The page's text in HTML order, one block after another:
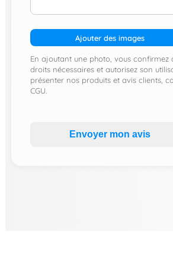
Ajouter des images
En ajoutant une photo, vous confirmez
droits nécessaires et autorisez son
présenter nos produits et avis clients,
CGU.
Envoyer mon avis